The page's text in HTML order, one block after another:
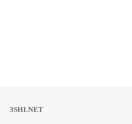
3SHI.NET